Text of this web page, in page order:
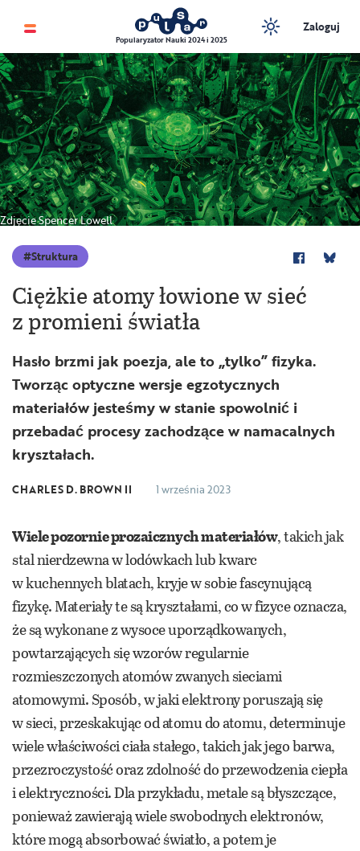
Popularyzator Nauki 2024 i 2025
Zaloguj
Zdjęcie Spencer Lowell
Struktura
Ciężkie atomy łowione w sieć
z promieni światła
Hasło brzmi jak poezja, ale to „tylko” fizyka.
Tworząc optyczne wersje egzotycznych
materiałów jesteśmy w stanie spowolnić i
przebadać procesy zachodzące w namacalnych
kryształach.
CHARLES D. BROWN II 1 września 2023
Wiele pozornie prozaicznych materiałów, takich jak
stal nierdzewna w lodówkach lub kwarc
w kuchennych blatach, kryje w sobie fascynującą
fizykę. Materiały te są kryształami, co w fizyce oznacza,
że są wykonane z wysoce uporządkowanych,
powtarzających się wzorów regularnie
rozmieszczonych atomów zwanych sieciami
atomowymi. Sposób, w jaki elektrony poruszają się
w sieci, przeskakując od atomu do atomu, determinuje
wiele właściwości ciała stałego, takich jak jego barwa,
przezroczystość oraz zdolność do przewodzenia ciepła
i elektryczności. Dla przykładu, metale są błyszczące,
ponieważ zawierają wiele swobodnych elektronów,
które mogą absorbować światło, a potem je